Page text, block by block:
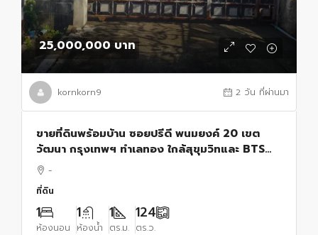
25,000,000 บาท
kornkorn9 2 วัน ที่ผ่านมา
ขายที่ดินพร้อมบ้าน ซอยปรีดี พนมยงค์ 20 เขต
วัฒนา กรุงเทพฯ ทำเลทอง ใกล้สุขุมวิทและ BTS
พระโขนง
-
ที่ดิน
1
ห้องนอน
1
ห้องน้ำ
1
ตร.ม.
124
ตร.ว.